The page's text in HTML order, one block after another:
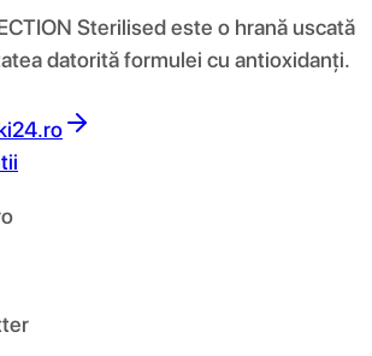
Sterilised este o hrană uscată
datorită formulei cu antioxidanți.